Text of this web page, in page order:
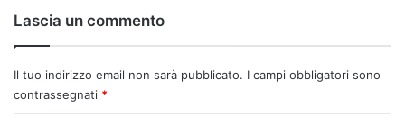
Lascia un commento
Il tuo indirizzo email non sarà pubblicato. I campi obbligatori sono
contrassegnati *